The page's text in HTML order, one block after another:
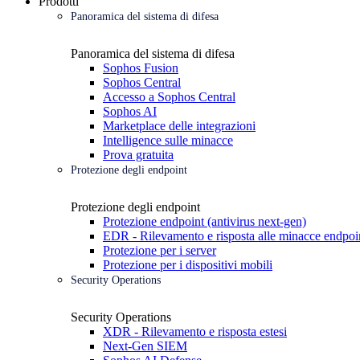
Panoramica del sistema di difesa
Panoramica del sistema di difesa
Sophos Fusion
Sophos Central
Accesso a Sophos Central
Sophos AI
Marketplace delle integrazioni
Intelligence sulle minacce
Prova gratuita
Protezione degli endpoint
Protezione degli endpoint
Protezione endpoint (antivirus next-gen)
EDR - Rilevamento e risposta alle minacce
Protezione per i server
Protezione per i dispositivi mobili
Security Operations
Security Operations
XDR - Rilevamento e risposta estesi
Next-Gen SIEM